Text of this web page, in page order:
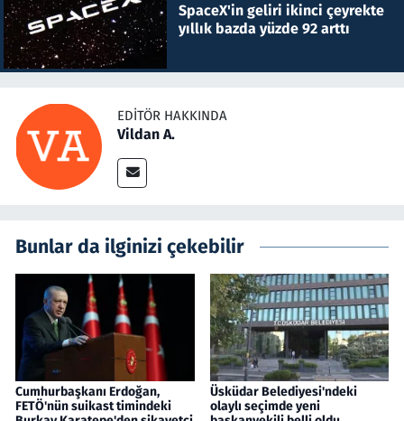
SpaceX'in geliri ikinci çeyrekte
yıllık bazda yüzde 92 arttı
EDITÖR HAKKINDA
Vildan A.
Bunlar da ilginizi çekebilir
Cumhurbaşkanı Erdoğan,
FETÖ'nün suikast timindeki
Üsküdar Belediyesi'ndeki
olaylı seçimde yeni